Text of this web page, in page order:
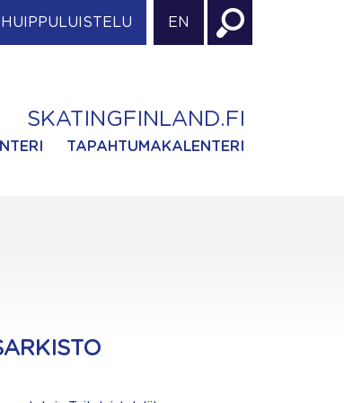
HUIPPULUISTELU EN
SKATINGFINLAND.FI
TAPAHTUMAKALENTERI